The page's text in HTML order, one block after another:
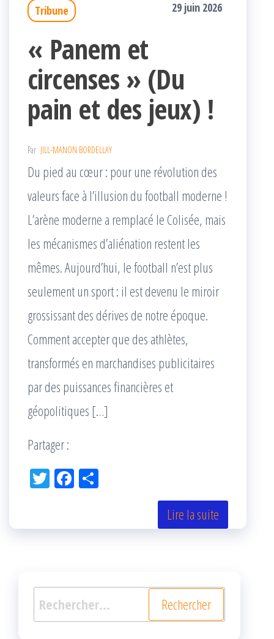
Tribune 29 juin 2026
« Panem et
circenses » (Du
pain et des jeux) !
Par JILL-MANON BORDELLAY
Du pied au cœur : pour une révolution des
valeurs face à l’illusion du football moderne !
L’arène moderne a remplacé le Colisée, mais
les mécanismes d’aliénation restent les
mêmes. Aujourd’hui, le football n’est plus
seulement un sport : il est devenu le miroir
grossissant des dérives de notre époque.
Comment accepter que des athlètes,
transformés en marchandises publicitaires
par des puissances financières et
géopolitiques […]
Partager :
Tw Fac
k r
Lire la suite
Rechercher :